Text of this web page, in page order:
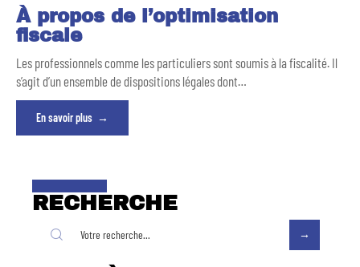
À propos de l’optimisation
fiscale
Les professionnels comme les particuliers sont soumis à la fiscalité. Il
s’agit d’un ensemble de dispositions légales dont…
En savoir plus
RECHERCHE